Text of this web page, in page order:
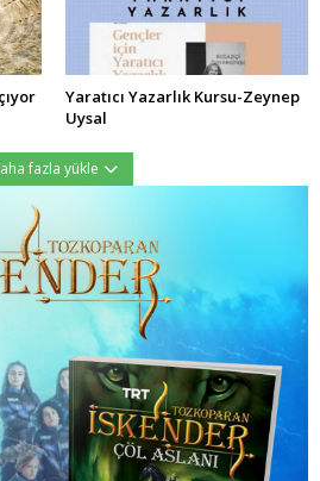
Yaratıcı Yazarlık Kursu-Zeynep
Uysal
fazla yükle